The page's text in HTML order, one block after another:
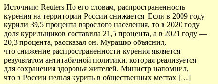
Источник: Reuters По его словам, распространенность
курения на территории России снижается. Если в 2009 году
курили 39,5 процента взрослого населения, то в 2020 году
доля курильщиков составила 21,5 процента, а в 2021 году —
20,3 процента, рассказал он. Мурашко объяснил,
что снижение распространенности курения является
результатом антитабачной политики, которая реализуется
для сохранения здоровья жителей. Министр напомнил,
что в России нельзя курить в общественных местах […]